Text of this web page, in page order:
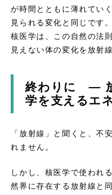
が時間とともに薄れてい
見られる変化と同じです。
核医学は、この自然の法
見えない体の変化を放射
終わりに ―
学を支えるエ
「放射線」と聞くと、不
れません。
しかし、核医学で使われ
然界に存在する放射線と